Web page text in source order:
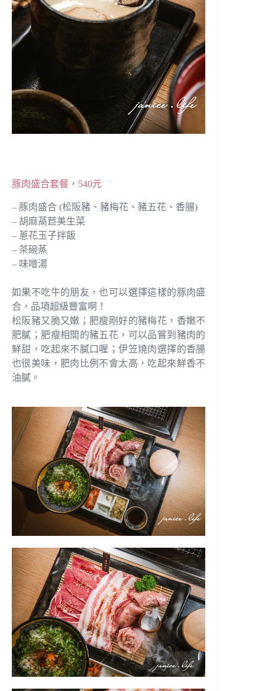
豚肉盛合套餐，540元
– 豚肉盛合 (松阪豬、豬梅花、豬五花、香腸)
– 胡麻萵苣美生菜
– 蔥花玉子拌飯
– 茶碗蒸
– 味噌湯
如果不吃牛的朋友，也可以選擇這樣的豚肉盛
合，品項超級豐富啊！
松阪豬又脆又嫩；肥瘦剛好的豬梅花，香嫩不
肥膩；肥瘦相間的豬五花，可以品嘗到豬肉的
鮮甜，吃起來不膩口喔；伊笠燒肉選擇的香腸
也很美味，肥肉比例不會太高，吃起來鮮香不
油膩。